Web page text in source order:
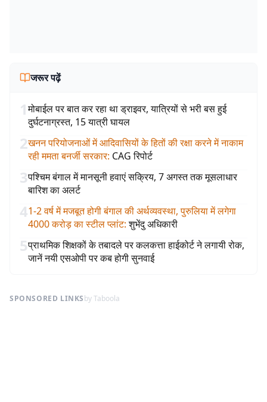
जरूर पढ़ें
1मोबाईल पर बात कर रहा था ड्राइवर, यात्रियों से भरी बस हुई
दुर्घटनाग्रस्त, 15 यात्री घायल
2खनन परियोजनाओं में आदिवासियों के हितों की रक्षा करने में नाकाम
रही ममता बनर्जी सरकार: CAG रिपोर्ट
3पश्चिम बंगाल में मानसूनी हवाएं सक्रिय, 7 अगस्त तक मूसलाधार
बारिश का अलर्ट
41-2 वर्ष में मजबूत होगी बंगाल की अर्थव्यवस्था, पुरुलिया में लगेगा
4000 करोड़ का स्टील प्लांट: शुभेंदु अधिकारी
5प्राथमिक शिक्षकों के तबादले पर कलकत्ता हाईकोर्ट ने लगायी रोक,
जानें नयी एसओपी पर कब होगी सुनवाई
SPONSORED LINKSby Taboola